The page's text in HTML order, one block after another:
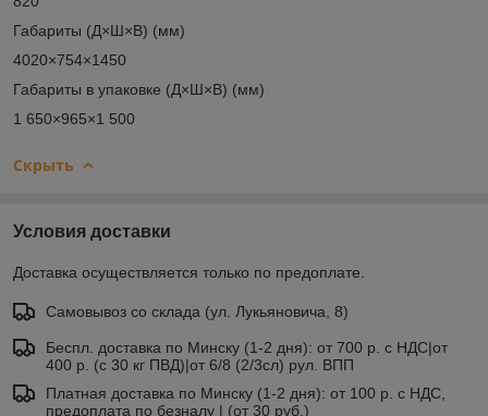
Габариты (Д×Ш×В) (мм)
4020×754×1450
Габариты в упаковке (Д×Ш×В) (мм)
1 650×965×1 500
Скрыть
Условия доставки
Доставка осуществляется только по предоплате.
Самовывоз со склада (ул. Лукьяновича, 8)
Беспл. доставка по Минску (1-2 дня): от 700 р. с НДС|от
400 р. (с 30 кг ПВД)|от 6/8 (2/3сл) рул. ВПП
Платная доставка по Минску (1-2 дня): от 100 р. с НДС,
предоплата по безналу | (от 30 руб.)